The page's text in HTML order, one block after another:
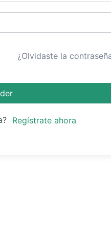
¿Olvidaste la
Regístrate ahora